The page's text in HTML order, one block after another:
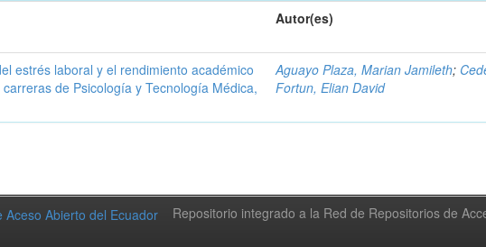
Autor(es)
estrés laboral y el rendimiento académico
de Psicología y Tecnología Médica,
Aguayo Plaza, Marian Jamileth;
Fortun, Elian David
Repositorio integrado a la Red de Repositorios de